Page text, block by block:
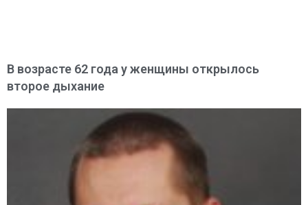
В возрасте 62 года у женщины открылось
второе дыхание